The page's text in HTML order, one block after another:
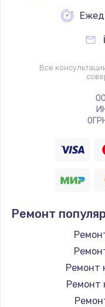
Все
Ремонт
Ремонт
Ремонт